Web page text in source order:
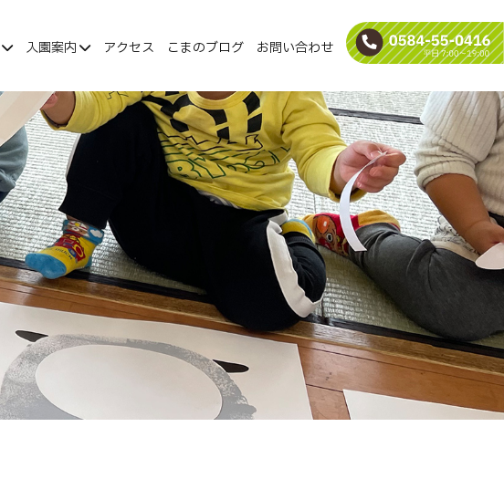
入園案内 アクセス こまのブログ お問い合わせ